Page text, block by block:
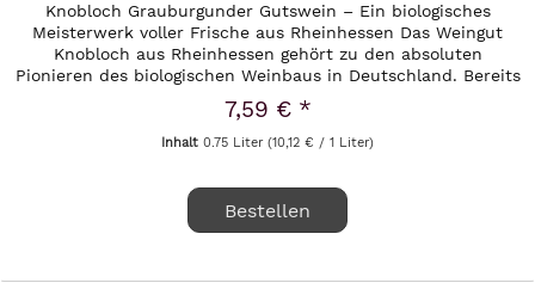
Knobloch Grauburgunder Gutswein – Ein biologisches
Meisterwerk voller Frische aus Rheinhessen Das Weingut
Knobloch aus Rheinhessen gehört zu den absoluten
Pionieren des biologischen Weinbaus in Deutschland. Bereits
seit den 1980er Jahren...
7,59 € *
Inhalt0.75 Liter(10,12 € / 1 Liter)
Bestellen